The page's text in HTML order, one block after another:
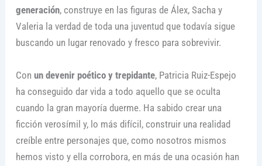
generación, construye en las figuras de Álex, Sacha y
Valeria la verdad de toda una juventud que todavía sigue
buscando un lugar renovado y fresco para sobrevivir.
Con un devenir poético y trepidante, Patricia Ruiz-Espejo
ha conseguido dar vida a todo aquello que se oculta
cuando la gran mayoría duerme. Ha sabido crear una
ficción verosímil y, lo más difícil, construir una realidad
creíble entre personajes que, como nosotros mismos
hemos visto y ella corrobora, en más de una ocasión han